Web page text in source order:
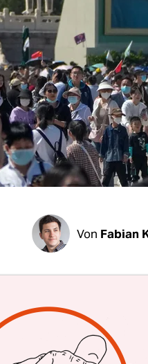
Von Fabian
Es entbehrt
Arbeitim
unbeliebter
um dieses